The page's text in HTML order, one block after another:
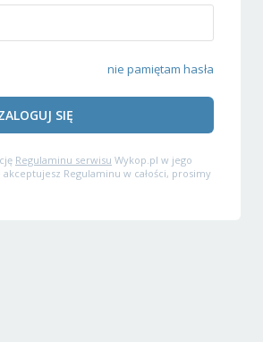
nie pamiętam hasła
SIĘ
Regulaminu serwisu Wykop.pl w jego
Regulaminu w całości, prosimy